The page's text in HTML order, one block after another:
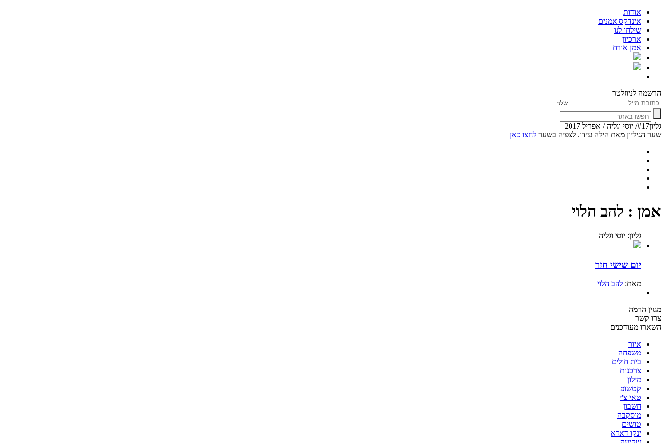
אודות
אינדקס אמנים
שילחו לנו
ארכיון
אמן אורח
הרשמה לניוזלטר
שלח
גליון#17/ יוסי וגליה / אפריל 2017
שער הגיליון מאת הילה עידו. לצפיה בשער לחצו כאן
אמן : להב הלוי
גליון: יוסי וגליה
יום שישי חזר
מאת: להב הלוי
מגזין הרמה
צרו קשר
השארו מעודכנים
איור
משפחה
בית חולים
צרכנות
מילון
קטשופ
טאי צ'י
חשבון
מוסקבה
טושים
ינקו דאדא